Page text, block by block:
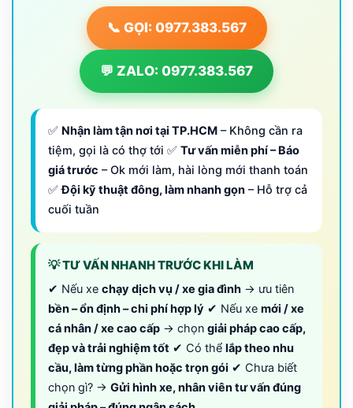
📞 GỌI: 0977.383.567
💬 ZALO: 0977.383.567
✅ Nhận làm tận nơi tại TP.HCM – Không cần ra
tiệm, gọi là có thợ tới ✅ Tư vấn miễn phí – Báo
giá trước – Ok mới làm, hài lòng mới thanh toán
✅Đội kỹ thuật đông, làm nhanh gọn – Hỗ trợ cả
cuối tuần
💡 TƯ VẤN NHANH TRƯỚC KHI LÀM
✔ Nếu xe chạy dịch vụ / xe gia đình → ưu tiên
bền – ổn định – chi phí hợp lý ✔ Nếu xe mới / xe
cá nhân / xe cao cấp → chọn giải pháp cao cấp,
đẹp và trải nghiệm tốt ✔ Có thể lắp theo nhu
cầu, làm từng phần hoặc trọn gói ✔ Chưa biết
chọn gì? → Gửi hình xe, nhân viên tư vấn đúng